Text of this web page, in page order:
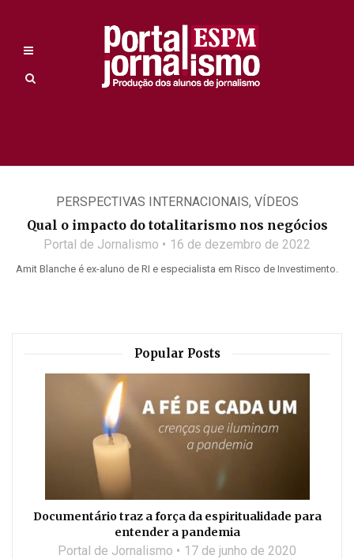
PERSPECTIVAS INTERNACIONAIS, VÍDEOS
Qual o impacto do totalitarismo nos negócios
Portal de Jornalismo 16 de dezembro de 2022
Amit Blanche é ex-aluno de RI e especialista em Risco de Investimento.
Popular Posts
Documentário traz a força da espiritualidade para
entender a pandemia
Portal de Jornalismo 17 de junho de 2020